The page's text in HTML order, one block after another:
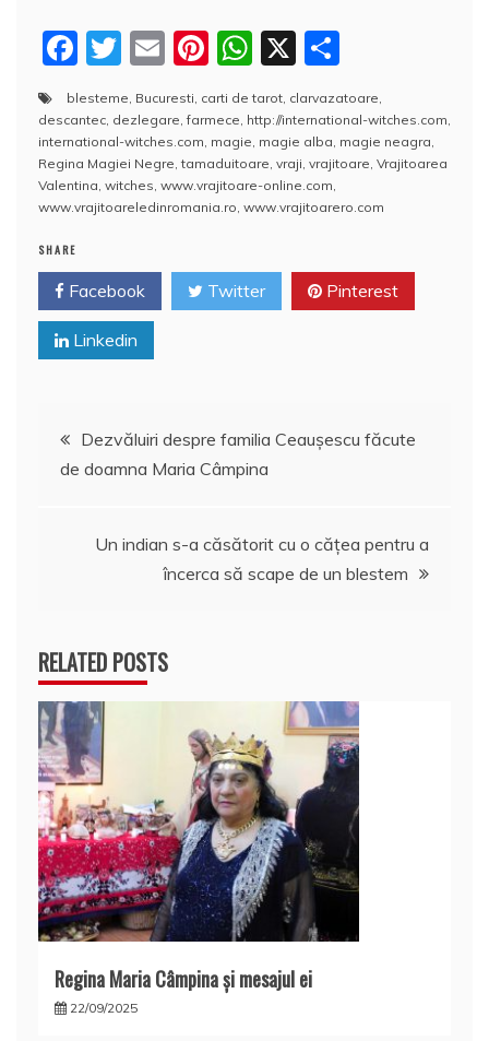
F
a
c
e
b
o
k
T
w
itt
er
E
m
ai
l
Pi
nt
er
e
st
W
h
at
s
A
p
X
a
rt
aj
a
ă
blesteme Bucuresti carti de tarot clarvazatoare
descantec dezlegare ,farmece http://international-witches.com
international-witches.com magie magie alba magie neagra
Regina Magiei Negre ,tamaduitoare vraji vrajitoare Vrajitoarea
Valentina witches www.vrajitoare-online.com
www.vrajitoareledinromania.ro www.vrajitoarero.com
SHARE
Facebook Twitter Pinterest
Linkedin
Navigare
în
articole
Dezvăluiri despre familia Ceauşescu făcute
de doamna Maria Câmpina
Un indian s-a căsătorit cu o cățea pentru a
încerca să scape de un blestem
RELATED POSTS
Regina Maria Câmpina și mesajul ei
22/09/2025